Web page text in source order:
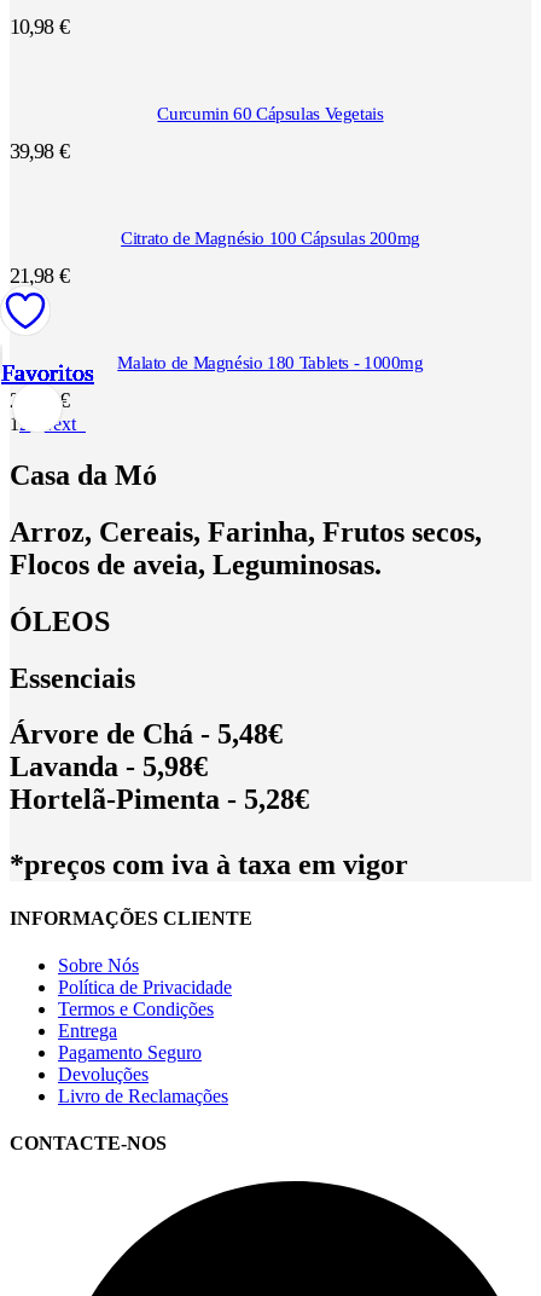
Favoritos
Favoritos
Favoritos
Favoritos
Favoritos
Favoritos
Favoritos
Favoritos
Favoritos
10,98 €
Favoritos
Curcumin 60 Cápsulas Vegetais
39,98 €
Favoritos
Citrato de Magnésio 100 Cápsulas 200mg
21,98 €
Favoritos Malato de Magnésio 180 Tablets - 1000mg
27,95€
12 Next
Casa da Mó
Arroz, Cereais, Farinha, Frutos secos,
Flocos de aveia, Leguminosas.
ÓLEOS
Essenciais
Árvore de Chá - 5,48€
Lavanda - 5,98€
Hortelã-Pimenta - 5,28€
*preços com iva à taxa em vigor
INFORMAÇÕES CLIENTE
Sobre Nós
Política de Privacidade
Termos e Condições
Entrega
Pagamento Seguro
Devoluções
Livro de Reclamações
CONTACTE-NOS